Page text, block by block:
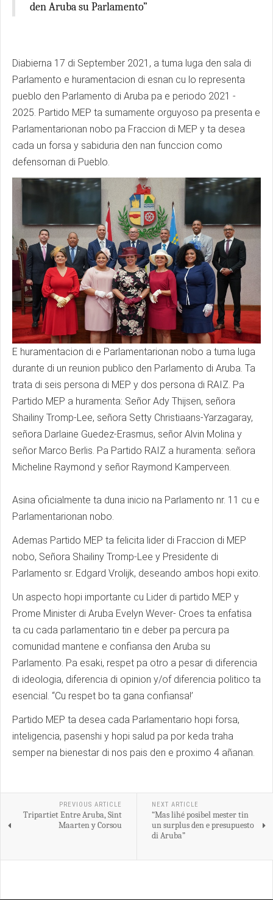
den Aruba su Parlamento”
Diabierna 17 di September 2021, a tuma luga den sala di
Parlamento e huramentacion di esnan cu lo representa
pueblo den Parlamento di Aruba pa e periodo 2021 -
2025. Partido MEP ta sumamente orguyoso pa presenta e
Parlamentarionan nobo pa Fraccion di MEP y ta desea
cada un forsa y sabiduria den nan funccion como
defensornan di Pueblo.
E huramentacion di e Parlamentarionan nobo a tuma luga
durante di un reunion publico den Parlamento di Aruba. Ta
trata di seis persona di MEP y dos persona di RAIZ. Pa
Partido MEP a huramenta: Señor Ady Thijsen, señora
Shailiny Tromp-Lee, señora Setty Christiaans-Yarzagaray,
señora Darlaine Guedez-Erasmus, señor Alvin Molina y
señor Marco Berlis. Pa Partido RAIZ a huramenta: señora
Micheline Raymond y señor Raymond Kamperveen.
Asina oficialmente ta duna inicio na Parlamento nr. 11 cu e
Parlamentarionan nobo.
Ademas Partido MEP ta felicita lider di Fraccion di MEP
nobo, Señora Shailiny Tromp-Lee y Presidente di
Parlamento sr. Edgard Vrolijk, deseando ambos hopi exito.
Un aspecto hopi importante cu Lider di partido MEP y
Prome Minister di Aruba Evelyn Wever- Croes ta enfatisa
ta cu cada parlamentario tin e deber pa percura pa
comunidad mantene e confiansa den Aruba su
Parlamento. Pa esaki, respet pa otro a pesar di diferencia
di ideologia, diferencia di opinion y/of diferencia politico ta
esencial. “Cu respet bo ta gana confiansa!’
Partido MEP ta desea cada Parlamentario hopi forsa,
inteligencia, pasenshi y hopi salud pa por keda traha
semper na bienestar di nos pais den e proximo 4 añanan.
PREVIOUS ARTICLE
Tripartiet Entre Aruba, Sint
Maarten y Corsou
NEXT ARTICLE
“Mas lihé posibel mester tin
un surplus den e presupuesto
di Aruba”